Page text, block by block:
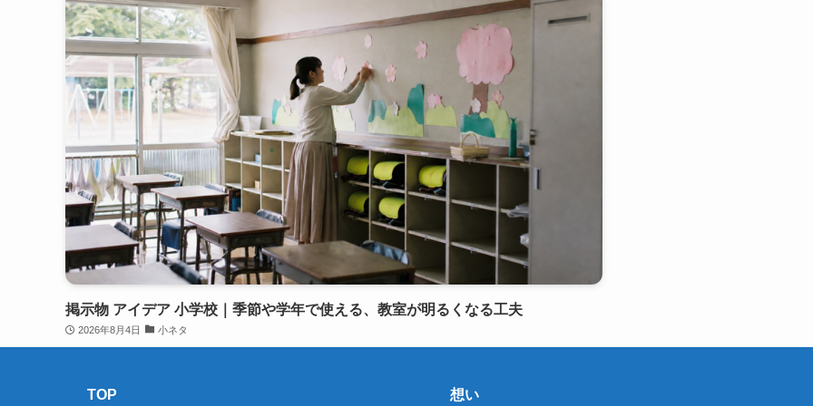
掲示物 アイデア 小学校｜季節や学年で使える、教室が明るくなる工夫
2026年8月4日 小ネタ
TOP 想い